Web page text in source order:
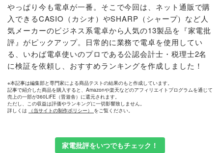
やっぱり今も電卓が一番。そこで今回は、ネット通販で購
入できるCASIO（カシオ）やSHARP（シャープ）など人
気メーカーのビジネス系電卓から人気の13製品を『家電批
評』がピックアップ。日常的に業務で電卓を使用してい
る、いわば電卓使いのプロである公認会計士・税理士2名
に検証を依頼し、おすすめランキングを作成しました！
※本記事は編集部と専門家による商品テストの結果のもと作成しています。
記事で紹介した商品を購入すると、Amazonや楽天などのアフィリエイトプログラムを通じて
売上の一部が360LiFE（晋遊舎）に還元されます。
ただし、この収益は評価やランキングに一切影響致しません。
詳しくは
（当サイトの制作ポリシー） をご覧ください。
家電批評をいつでもチェック！